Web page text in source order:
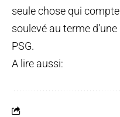
seule chose qui
soulevé au terme
PSG.
A lire aussi: